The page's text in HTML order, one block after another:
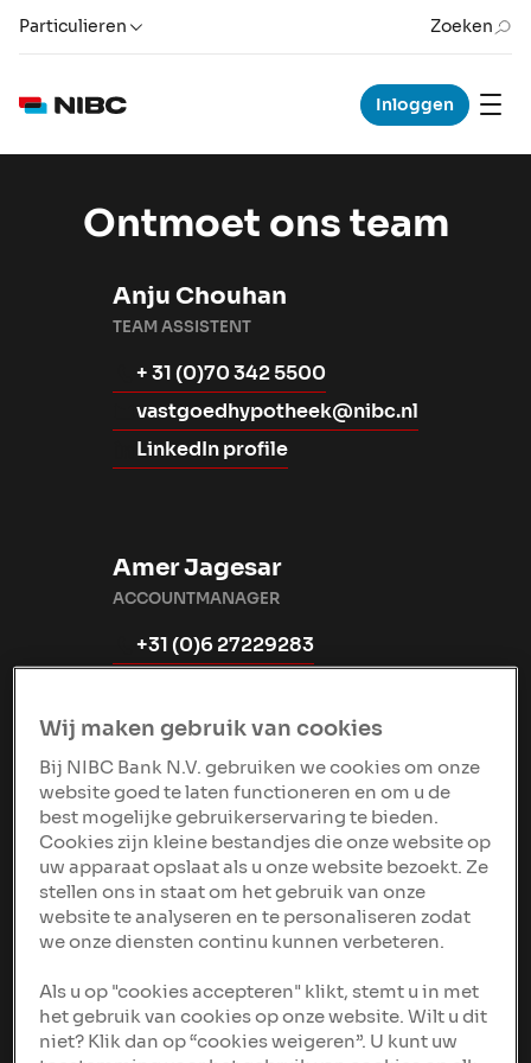
Particulieren Zoeken
Inloggen
Ontmoet ons team
Anju Chouhan
TEAM ASSISTENT
+ 31 (0)70 342 5500
vastgoedhypotheek@nibc.nl
LinkedIn profile
Amer Jagesar
ACCOUNTMANAGER
+31 (0)6 27229283
LinkedIn profile
Sander Vis
ACCOUNTMANAGER
+31 (0)6 52094357
sander.vis@nibc.com
LinkedIn profile
Wij maken gebruik van cookies
Bij NIBC Bank N.V. gebruiken we cookies om onze
website goed te laten functioneren en om u de
best mogelijke gebruikerservaring te bieden.
Cookies zijn kleine bestandjes die onze website op
uw apparaat opslaat als u onze website bezoekt. Ze
stellen ons in staat om het gebruik van onze
website te analyseren en te personaliseren zodat
we onze diensten continu kunnen verbeteren.
Als u op "cookies accepteren" klikt, stemt u in met
het gebruik van cookies op onze website. Wilt u dit
niet? Klik dan op “cookies weigeren”. U kunt uw